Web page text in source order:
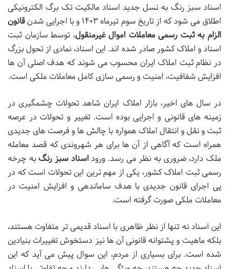
اسناد سبز رنگ به نسل جدید اسناد مالکیت تک برگ الکترونیکی
اطلاق می شود که از تاریخ سوم تیرماه ۱۴۰۳ و با اجرایی شدن
قانون
الزام به ثبت رسمی معاملات اموال غیرمنقول، توسط سازمان ثبت
اسناد و املاک کشور صادر شده اند. این اسناد، نمادی از تحول بزرگ
در نظام ثبت املاک ایران محسوب می شوند که هدف اصلی آن ها
افزایش شفافیت، امنیت و رسمی سازی کامل معاملات ملکی است.
در سال های اخیر، بازار املاک ایران شاهد تحولات چشمگیری در
زمینه های قانونی و اجرایی بوده است. تغییر و تحولات در عرصه
ثبت و نقل و انتقال املاک همواره با چالش ها و فرصت های جدیدی
همراه است که آگاهی از آن ها برای هر شهروندی که قصد معامله
ملک دارد، ضروری به نظر می رسد. ورود اسناد سبز رنگبه چرخه
رسمی ثبت املاک کشور، یکی از مهم ترین این تحولات است که در
پی اجرای قانون جدیدی با هدف ساماندهی و افزایش امنیت در
معاملات ملکی صورت گرفته است.
این اسناد نه تنها از نظر ظاهری با اسناد قدیمی تر متفاوت هستند،
بلکه ماهیت و پشتوانه قانونی آن ها نیز دستخوش تغییرات بنیادین
شده است. برای بسیاری از مردم، این سوال پیش می آید که این